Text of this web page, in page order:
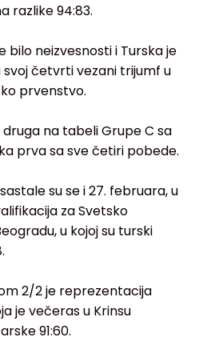
razlike 94:83.
bilo neizvesnosti i Turska je
četvrti vezani trijumf u
prvenstvo.
na tabeli Grupe C sa
prva sa sve četiri pobede.
su se i 27. februara, u
za Svetsko
u kojoj su turski
2/2 je reprezentacija
je večeras u Krinsu
91:60.